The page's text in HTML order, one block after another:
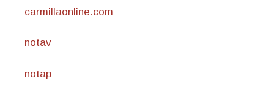
carmillaonline.com
notav
notap